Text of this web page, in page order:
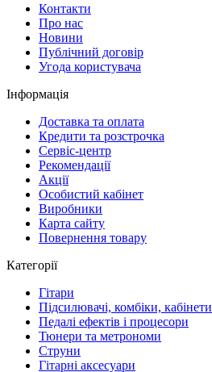
Контакти
Про нас
Новини
Публічний договір
Угода користувача
Інформація
Доставка та оплата
Кредити та розстрочка
Сервіc-центр
Рекомендації
Акції
Особистий кабінет
Виробники
Карта сайту
Повернення товару
Категорії
Гітари
Підсилювачі, комбіки, кабінети
Педалі ефектів і процесори
Тюнери та метрономи
Струни
Гітарні аксесуари